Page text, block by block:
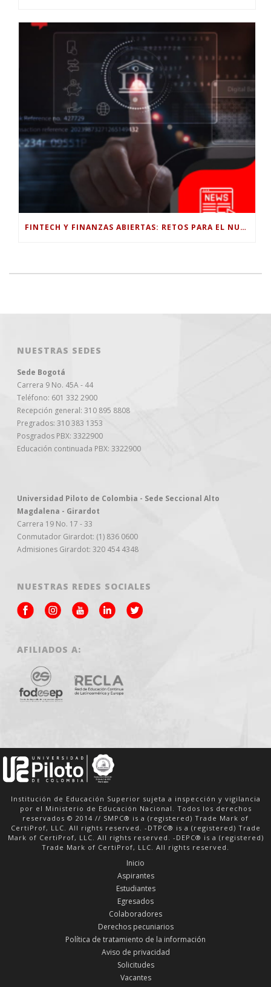
FINTECH Y FINANZAS ABIERTAS: RETOS PARA EL NUEVO GOBIERNO COLOMBIANO
NUESTRAS SEDES
Sede Bogotá
Carrera 9 No. 45A - 44
Teléfono: 601 332 2900
Recepción general: 310 895 8808
Pregrados: 310 383 1353
Posgrados PBX: 3322900
Educación continuada PBX: 3322900
Universidad Piloto de Colombia - Sede Seccional Alto
Magdalena - Girardot
Carrera 19 No. 17 - 33
Conmutador Girardot: (1) 836 0600
Admisiones Girardot: 320 454 4348
NUESTRAS REDES SOCIALES
AFILIADOS A:
Institución de Educación Superior sujeta a inspección y vigilancia
por el Ministerio de Educación Nacional. Todos los derechos
reservados © 2014 // SMPC® is a (registered) Trade Mark of
CertiProf, LLC. All rights reserved. -DTPC® is a (registered) Trade
Mark of CertiProf, LLC. All rights reserved. -DEPC® is a (registered)
Trade Mark of CertiProf, LLC. All rights reserved.
Inicio
Aspirantes
Estudiantes
Egresados
Colaboradores
Derechos pecuniarios
Política de tratamiento de la información
Aviso de privacidad
Solicitudes
Vacantes